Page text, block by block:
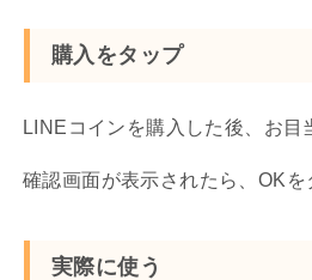
購入をタップ
LINEコインを購入した後、お
確認画面が表示されたら、OKを
実際に使う